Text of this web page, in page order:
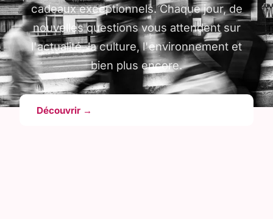
cadeaux exceptionnels. Chaque jour, de
nouvelles questions vous attendent sur
l'actualité, la culture, l'environnement et
bien plus encore.
Découvrir →